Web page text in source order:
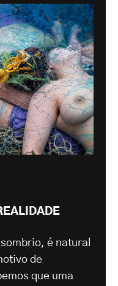
é natural
de
que uma